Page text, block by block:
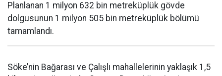
Planlanan 1 milyon 632 bin metreküplük gövde
dolgusunun 1 milyon 505 bin metreküplük bölümü
tamamlandı.
Söke’nin Bağarası ve Çalışlı mahallelerinin yaklaşık 1,5